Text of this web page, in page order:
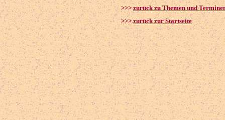
>>>zurück zu Themen und
>>>zurück zur Startseite